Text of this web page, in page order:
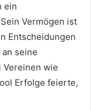
ein
Vermögen ist
Entscheidungen
seine
Vereinen wie
Erfolge feierte,